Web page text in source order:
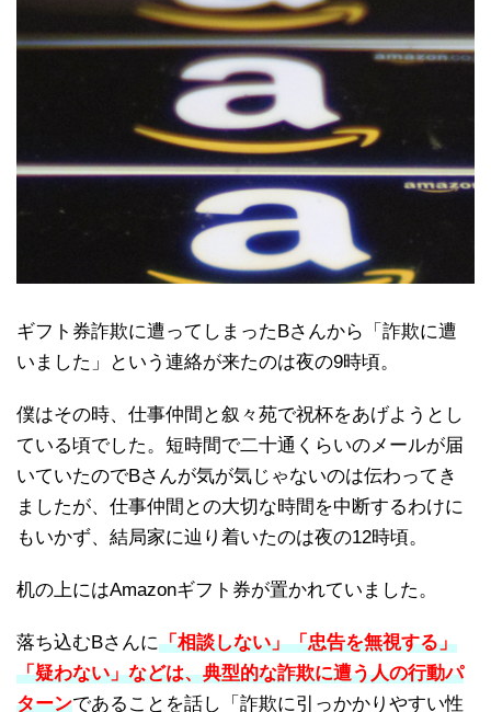
ギフト券詐欺に遭ってしまったBさんから「詐欺に遭
いました」という連絡が来たのは夜の9時頃。
僕はその時、仕事仲間と叙々苑で祝杯をあげようとし
ている頃でした。短時間で二十通くらいのメールが届
いていたのでBさんが気が気じゃないのは伝わってき
ましたが、仕事仲間との大切な時間を中断するわけに
もいかず、結局家に辿り着いたのは夜の12時頃。
机の上にはAmazonギフト券が置かれていました。
落ち込むBさんに「相談しない」「忠告を無視する」
「疑わない」などは、典型的な詐欺に遭う人の行動パ
ターンであることを話し「詐欺に引っかかりやすい性